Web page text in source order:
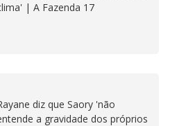
| A Fazenda 17
diz que Saory 'não
a gravidade dos próprios